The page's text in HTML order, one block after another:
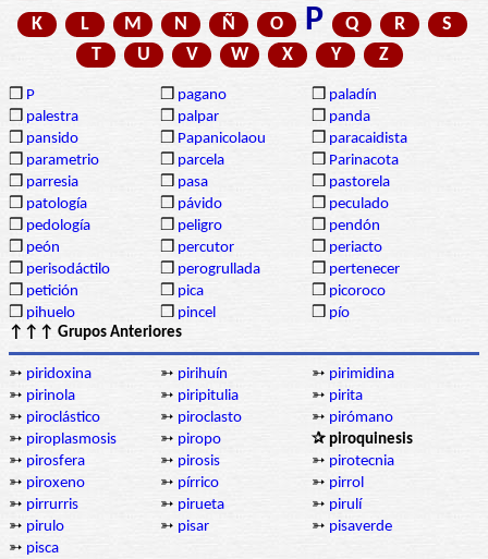
K
L M N Ñ O P Q R
S
T
U V W X Y Z
❒ P ❒ pagano ❒ paladín
❒ palestra ❒ palpar ❒ panda
❒ pansido ❒ Papanicolaou ❒ paracaidista
❒ parametrio ❒ parcela ❒ Parinacota
❒ parresia ❒ pasa ❒ pastorela
❒ patología ❒ pávido ❒ peculado
❒ pedología ❒ peligro ❒ pendón
❒ peón ❒ percutor ❒ periacto
❒ perisodáctilo ❒ perogrullada ❒ pertenecer
❒ petición ❒ pica ❒ picoroco
❒ pihuelo ❒ pincel ❒ pío
↑↑↑ Grupos Anteriores
➳ piridoxina ➳ pirihuín ➳ pirimidina
➳ pirinola ➳ piripitulia ➳ pirita
➳ piroclástico ➳ piroclasto ➳ pirómano
➳ piroplasmosis ➳ piropo
✰ piroquinesis
➳ pirosfera ➳ pirosis ➳ pirotecnia
➳ piroxeno ➳ pírrico ➳ pirrol
➳ pirrurris ➳ pirueta ➳ pirulí
➳ pirulo ➳ pisar ➳ pisaverde
➳ pisca